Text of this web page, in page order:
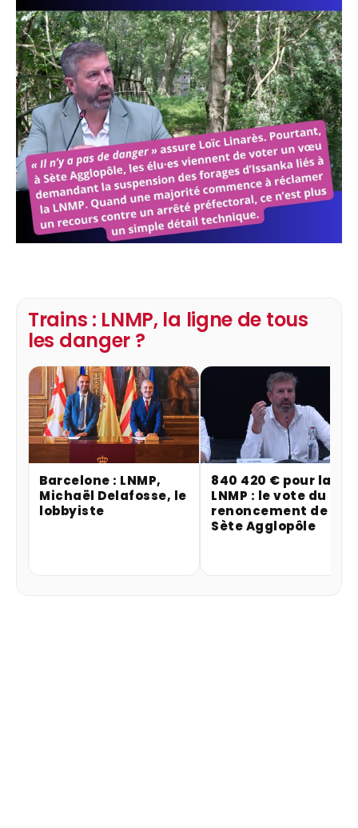
Trains : LNMP, la ligne de tous
les danger ?
Barcelone : LNMP,
Michaël Delafosse, le
lobbyiste
840 420 € pour la
LNMP : le vote du
renoncement de
Sète Agglopôle